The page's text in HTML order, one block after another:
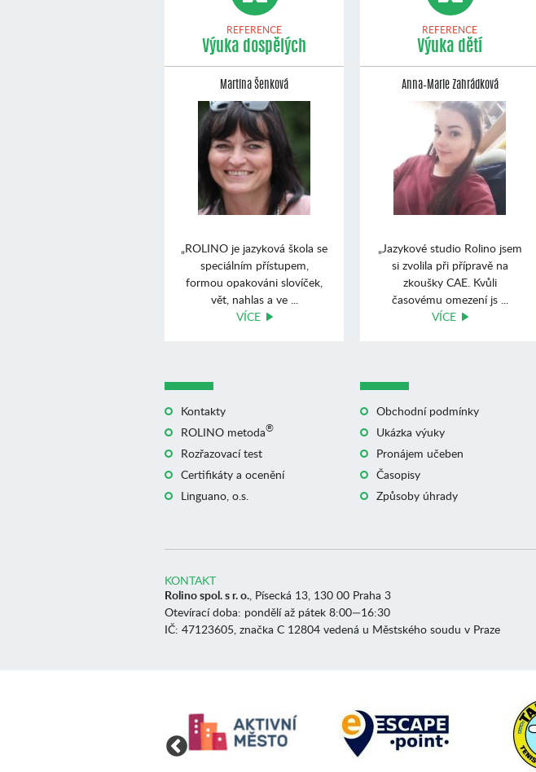
REFERENCE
Výuka dospělých
Martina Šenková
„ROLINO je jazyková škola se
speciálním přístupem,
formou opakováni slovíček,
vět, nahlas a ve ...
VÍCE
REFERENCE
Výuka dětí
Anna–Marie Zahrádková
„Jazykové studio Rolino jsem
si zvolila při přípravě na
zkoušky CAE. Kvůli
časovému omezení js ...
VÍCE
Kontakty
ROLINO metoda®
Rozřazovací test
Certifikáty a ocenění
Linguano, o.s.
Obchodní podmínky
Ukázka výuky
Pronájem učeben
Časopisy
Způsoby úhrady
KONTAKT
Rolino spol. s r. o., Písecká 13, 130 00 Praha 3
Otevírací doba: pondělí až pátek 8:00—16:30
IČ: 47123605, značka C 12804 vedená u Městského soudu v Praze